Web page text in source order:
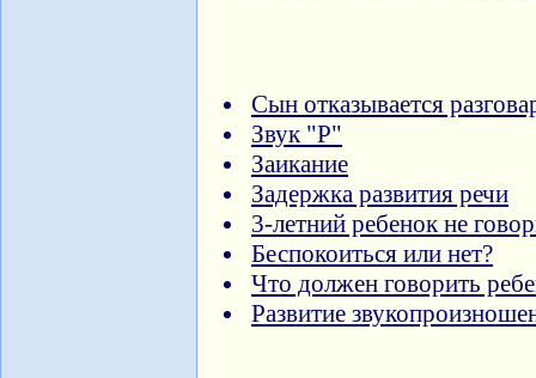
Cын отказывается
Звук "Р"
Заикание
Задержка развития речи
3-летний ребенок не
Беспокоиться или нет?
Что должен говорить
Развитие